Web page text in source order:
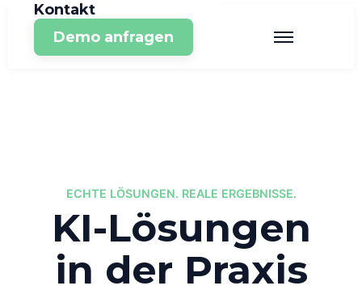
Kontakt
Demo anfragen
ECHTE LÖSUNGEN. REALE ERGEBNISSE.
KI-Lösungen
in der Praxis